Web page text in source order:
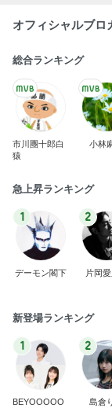
オフィシャルブロ
総合ランキング
市川團十郎白
猿
小林
急上昇ランキング
1
デーモン閣下
2
片岡
新登場ランキング
1
BEYOOOOO
2
島倉